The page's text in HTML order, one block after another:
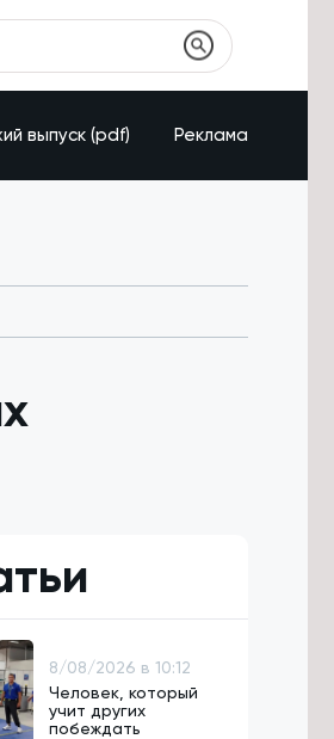
выпуск (pdf) Реклама
8/08/2026 в 10:12
Человек, который
учит других
побеждать